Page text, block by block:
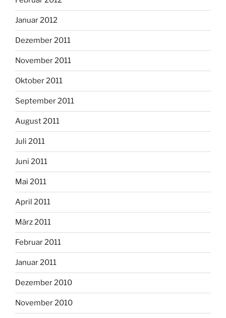
Januar 2012
Dezember 2011
November 2011
Oktober 2011
September 2011
August 2011
Juli 2011
Juni 2011
Mai 2011
April 2011
März 2011
Februar 2011
Januar 2011
Dezember 2010
November 2010